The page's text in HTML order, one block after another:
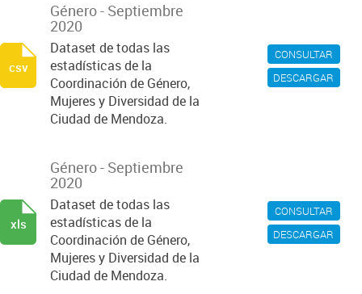
CONSULTAR
DESCARGAR
Género - Septiembre
2020
Dataset de todas las
estadísticas de la
Coordinación de Género,
Mujeres y Diversidad de la
Ciudad de Mendoza.
csv
CONSULTAR
DESCARGAR
Género - Septiembre
2020
Dataset de todas las
estadísticas de la
Coordinación de Género,
Mujeres y Diversidad de la
Ciudad de Mendoza.
xls